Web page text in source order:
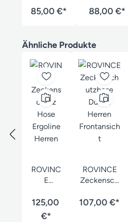
Herren
85,00 €*
Ergoline
88,00 €*
Produktgalerie überspringen
Ähnliche Produkte
ROVINC
E
chutz
Hose
125,00
€*
ROVINCE
Zeckensch
Duofit
107,00 €*